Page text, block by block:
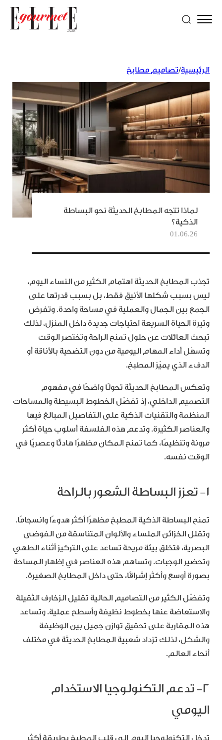
الرئيسية/تصاميم مطابخ
لماذا تتجه المطابخ الحديثة نحو البساطة
الذكية؟
01.06.26
تجذب المطابخ الحديثة اهتمام الكثير من النساء اليوم،
ليس بسبب شكلها الأنيق فقط، بل بسبب قدرتها على
الجمع بين الجمال والعملية في مساحة واحدة. وتفرض
وتيرة الحياة السريعة احتياجات جديدة داخل المنزل، لذلك
تبحث العائلات عن حلول تمنح الراحة وتختصر الوقت
وتسهّل أداء المهام اليومية من دون التضحية بالأناقة أو
الدفء الذي يميّز المطبخ.
وتعكس المطابخ الحديثة تحولًا واضحًا في مفهوم
التصميم الداخلي، إذ تفضّل الخطوط البسيطة والمساحات
المنظمة والتقنيات الذكية على التفاصيل المبالغ فيها
والعناصر الكثيرة. وتدعم هذه الفلسفة أسلوب حياة أكثر
مرونة وتنظيمًا، كما تمنح المكان مظهرًا هادئًا وعصريًا في
الوقت نفسه.
١- تعزز البساطة الشعور بالراحة
تمنح البساطة الذكية المطبخ مظهرًا أكثر هدوءًا وانسجامًا.
وتقلل الخزائن الملساء والألوان المتناسقة من الفوضى
البصرية، فتخلق بيئة مريحة تساعد على التركيز أثناء الطهي
وتحضير الوجبات. وتساهم هذه العناصر في إظهار المساحة
بصورة أوسع وأكثر إشراقًا، حتى داخل المطابخ الصغيرة.
وتفضّل الكثير من التصاميم الحالية تقليل الزخارف الثقيلة
والاستعاضة عنها بخطوط نظيفة وأسطح عملية. وتساعد
هذه المقاربة على تحقيق توازن جميل بين الوظيفة
والشكل، لذلك تزداد شعبية المطابخ الحديثة في مختلف
أنحاء العالم.
٢- تدعم التكنولوجيا الاستخدام
اليومي
تدخل التكنولوجيا اليوم إلى قلب المطبخ بطريقة أكثر